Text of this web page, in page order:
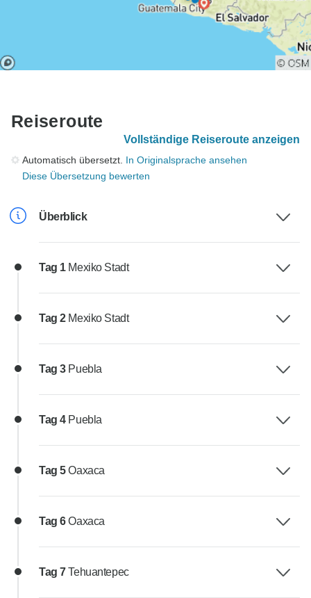
Reiseroute
Vollständige Reiseroute anzeigen
Automatisch übersetzt. In Originalsprache ansehen
Diese Übersetzung bewerten
Überblick
Tag 1 Mexiko Stadt
Tag 2 Mexiko Stadt
Tag 3 Puebla
Tag 4 Puebla
Tag 5Oaxaca
Tag 6Oaxaca
Tag 7Tehuantepec